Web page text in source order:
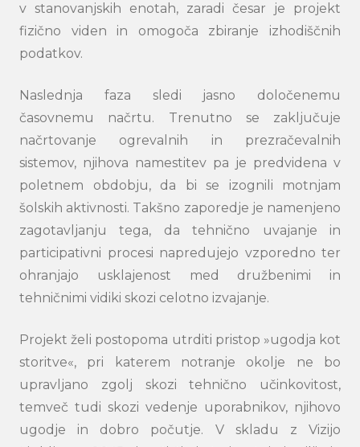
v stanovanjskih enotah, zaradi česar je projekt
fizično viden in omogoča zbiranje izhodiščnih
podatkov.
Naslednja faza sledi jasno določenemu
časovnemu načrtu. Trenutno se zaključuje
načrtovanje ogrevalnih in prezračevalnih
sistemov, njihova namestitev pa je predvidena v
poletnem obdobju, da bi se izognili motnjam
šolskih aktivnosti. Takšno zaporedje je namenjeno
zagotavljanju tega, da tehnično uvajanje in
participativni procesi napredujejo vzporedno ter
ohranjajo usklajenost med družbenimi in
tehničnimi vidiki skozi celotno izvajanje.
Projekt želi postopoma utrditi pristop »ugodja kot
storitve«, pri katerem notranje okolje ne bo
upravljano zgolj skozi tehnično učinkovitost,
temveč tudi skozi vedenje uporabnikov, njihovo
ugodje in dobro počutje. V skladu z Vizijo